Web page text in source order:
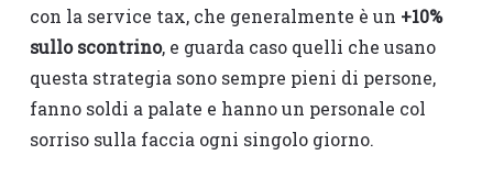
con la service tax, che generalmente è un +10%
sullo scontrino, e guarda caso quelli che usano
questa strategia sono sempre pieni di persone,
fanno soldi a palate e hanno un personale col
sorriso sulla faccia ogni singolo giorno.